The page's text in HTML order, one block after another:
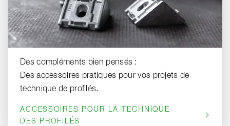
Des compléments bien pensés :
Des accessoires pratiques pour vos projets de
technique de profilés.
ACCESSOIRES POUR LA TECHNIQUE
DES PROFILÉS